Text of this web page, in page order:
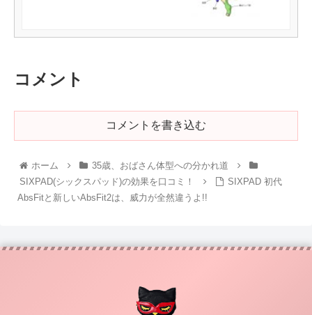
コメント
コメントを書き込む
ホーム
35歳、おばさん体型への分かれ道
SIXPAD(シックスパッド)の効果を口コミ！
SIXPAD 初代
AbsFitと新しいAbsFit2は、威力が全然違うよ!!